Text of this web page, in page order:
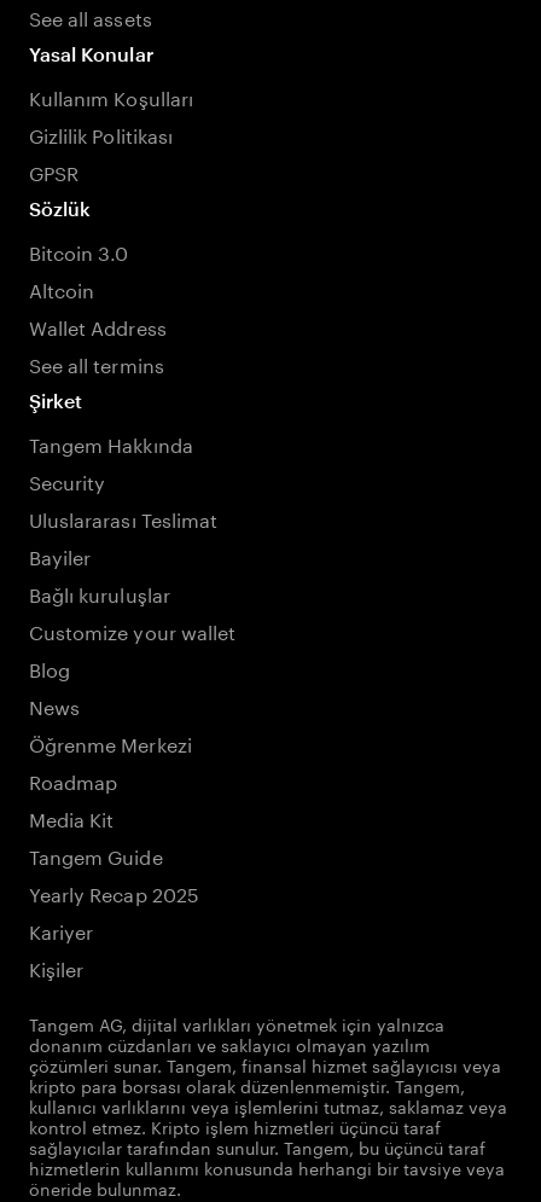
See all assets
Yasal Konular
Kullanım Koşulları
Gizlilik Politikası
GPSR
Sözlük
Bitcoin 3.0
Altcoin
Wallet Address
See all termins
Şirket
Tangem Hakkında
Security
Uluslararası Teslimat
Bayiler
Bağlı kuruluşlar
Customize your wallet
Blog
News
Öğrenme Merkezi
Roadmap
Media Kit
Tangem Guide
Yearly Recap 2025
Kariyer
Kişiler
Tangem AG, dijital varlıkları yönetmek için yalnızca
donanım cüzdanları ve saklayıcı olmayan yazılım
çözümleri sunar. Tangem, finansal hizmet sağlayıcısı veya
kripto para borsası olarak düzenlenmemiştir. Tangem,
kullanıcı varlıklarını veya işlemlerini tutmaz, saklamaz veya
kontrol etmez. Kripto işlem hizmetleri üçüncü taraf
sağlayıcılar tarafından sunulur. Tangem, bu üçüncü taraf
hizmetlerin kullanımı konusunda herhangi bir tavsiye veya
öneride bulunmaz.